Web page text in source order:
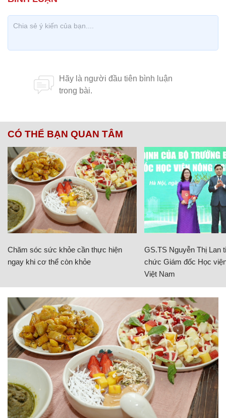
CÓ THỂ BẠN QUAN TÂM
Chăm sóc sức khỏe cần thực hiện
ngay khi cơ thể còn khỏe
GS.TS Nguyễn Thị Lan
chức Giám đốc Học
Việt Nam